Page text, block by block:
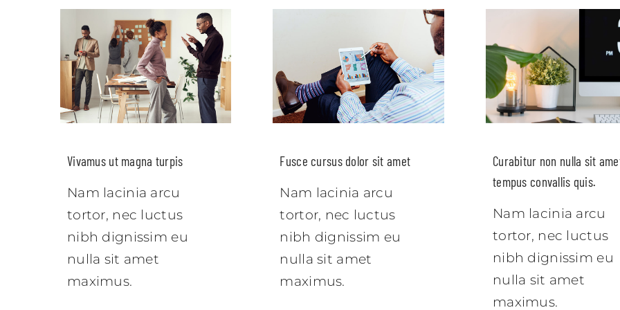
Vivamus ut magna turpis
Nam lacinia arcu
tortor, nec luctus
nibh dignissim eu
nulla sit amet
maximus.
Fusce cursus dolor sit amet
Nam lacinia arcu
tortor, nec luctus
nibh dignissim eu
nulla sit amet
maximus.
Curabitur non nulla sit
tempus convallis quis.
Nam lacinia arcu
tortor, nec luctus
nibh dignissim eu
nulla sit amet
maximus.